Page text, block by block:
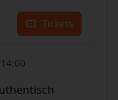
Tickets